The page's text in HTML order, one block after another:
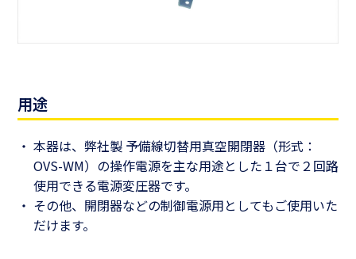
用途
本器は、弊社製 予備線切替用真空開閉器（形式：
OVS-WM）の操作電源を主な用途とした１台で２回路
使用できる電源変圧器です。
その他、開閉器などの制御電源用としてもご使用いた
だけます。